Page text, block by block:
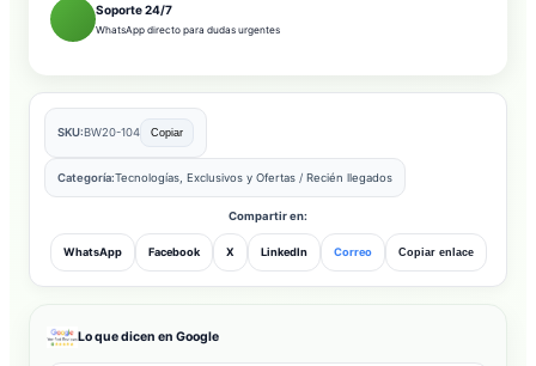
Soporte 24/7
WhatsApp directo para dudas urgentes
SKU:BW20-104 Copiar
Categoría:Tecnologías, Exclusivos y Ofertas / Recién llegados
Compartir en:
WhatsApp Facebook X LinkedIn Correo Copiar enlace
Lo que dicen en Google